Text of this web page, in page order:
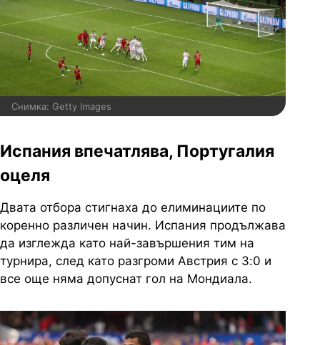
Снимка: Getty Images
Испания впечатлява, Португалия
оцеля
Двата отбора стигнаха до елиминациите по
коренно различен начин. Испания продължава
да изглежда като най-завършения тим на
турнира, след като разгроми Австрия с 3:0 и
все още няма допуснат гол на Мондиала.